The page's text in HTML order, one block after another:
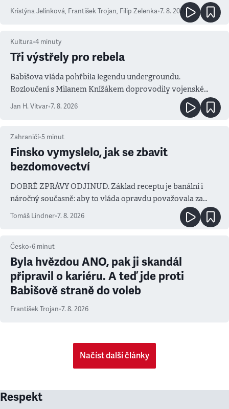
Kristýna Jelínková, František Trojan, Filip Zelenka•7. 8. 2026
Kultura•4 minuty
Tři výstřely pro rebela
Babišova vláda pohřbila legendu undergroundu.
Rozloučení s Milanem Knížákem doprovodily vojenské
Jan H. Vitvar•7. 8. 2026
Zahraničí•5 minut
Finsko vymyslelo, jak se zbavit
bezdomovectví
DOBRÉ ZPRÁVY ODJINUD. Základ receptu je banální i
náročný současně: aby to vláda opravdu považovala za
Tomáš Lindner•7. 8. 2026
Česko•6 minut
Byla hvězdou ANO, pak ji skandál
připravil o kariéru. A teď jde proti
Babišově straně do voleb
František Trojan•7. 8. 2026
Načíst další články
Respekt